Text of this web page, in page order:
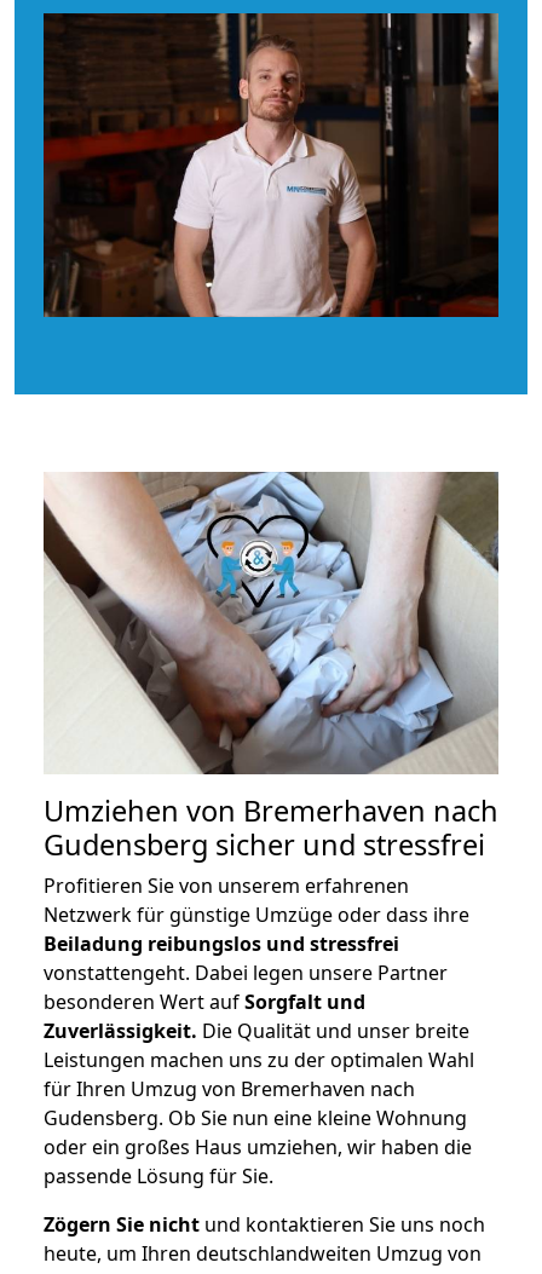
Umziehen von Bremerhaven nach
Gudensberg sicher und stressfrei
Profitieren Sie von unserem erfahrenen
Netzwerk für günstige Umzüge oder dass ihre
Beiladung reibungslos und stressfrei
vonstattengeht. Dabei legen unsere Partner
besonderen Wert aufSorgfalt und
Zuverlässigkeit. Die Qualität und unser breite
Leistungen machen uns zu der optimalen Wahl
für Ihren Umzug von Bremerhaven nach
Gudensberg. Ob Sie nun eine kleine Wohnung
oder ein großes Haus umziehen, wir haben die
passende Lösung für Sie.
Zögern Sie nicht und kontaktieren Sie uns noch
heute, um Ihren deutschlandweiten Umzug von